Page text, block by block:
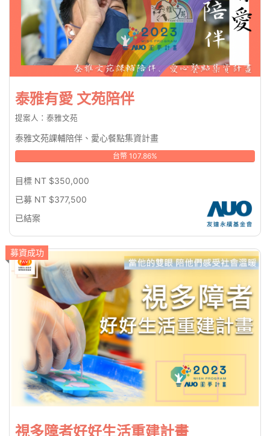
泰雅有愛 文苑陪伴
提案人：泰雅文苑
泰雅文苑課輔陪伴、愛心餐點集資計畫
台幣 107.86%
目標 NT $350,000
已募 NT $377,500
已結案
募資成功
視多障者好好生活重建計畫